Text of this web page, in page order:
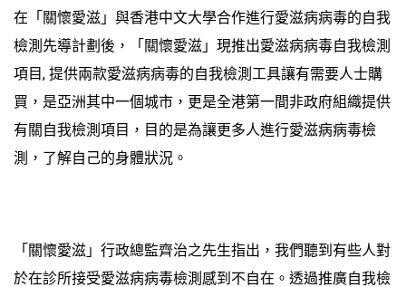
在「關懷愛滋」與香港中文大學合作進行愛滋病病毒的自我
檢測先導計劃後，「關懷愛滋」現推出愛滋病病毒自我檢測
項目, 提供兩款愛滋病病毒的自我檢測工具讓有需要人士購
買，是亞洲其中一個城市，更是全港第一間非政府組織提供
有關自我檢測項目，目的是為讓更多人進行愛滋病病毒檢
測，了解自己的身體狀況。
「關懷愛滋」行政總監齊治之先生指出，我們聽到有些人對
於在診所接受愛滋病病毒檢測感到不自在。透過推廣自我檢